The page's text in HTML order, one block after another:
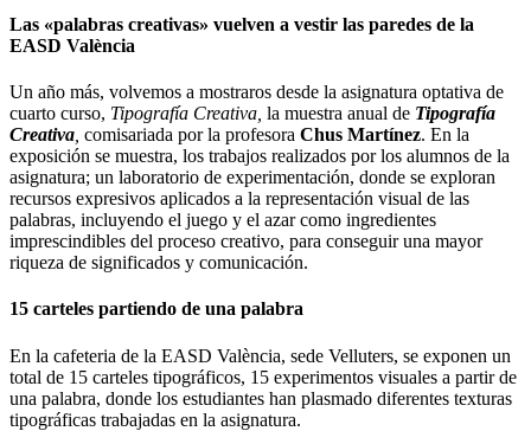
Las «palabras creativas» vuelven a vestir las paredes de la
EASD València
Un año más, volvemos a mostraros desde la asignatura optativa de
cuarto curso, Tipografía Creativa, la muestra anual de Tipografía
Creativa comisariada por la profesora Chus Martínez. En la
exposición se muestra, los trabajos realizados por los alumnos de la
asignatura; un laboratorio de experimentación, donde se exploran
recursos expresivos aplicados a la representación visual de las
palabras, incluyendo el juego y el azar como ingredientes
imprescindibles del proceso creativo, para conseguir una mayor
riqueza de significados y comunicación.
15 carteles partiendo de una palabra
En la cafeteria de la EASD València, sede Velluters, se exponen un
total de 15 carteles tipográficos, 15 experimentos visuales a partir de
una palabra, donde los estudiantes han plasmado diferentes texturas
tipográficas trabajadas en la asignatura.